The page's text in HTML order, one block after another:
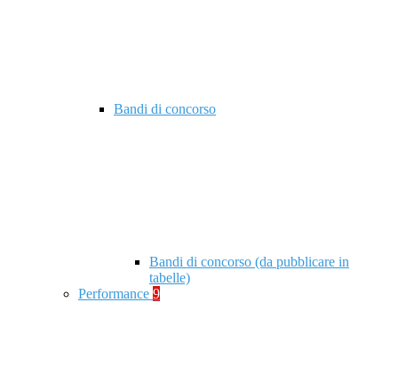
Bandi di concorso
Bandi di concorso (da pubblicare in
tabelle)
Performance 9